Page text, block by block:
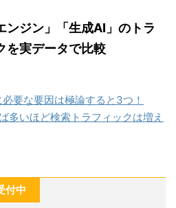
ンジン」「生成AI」のトラ
を実データで比較
要な要因は極論すると3つ！
多いほど検索トラフィックは増え
付中